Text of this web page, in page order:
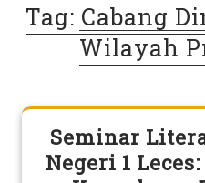
Tag: Cabang
Wilayah
Seminar
Negeri 1